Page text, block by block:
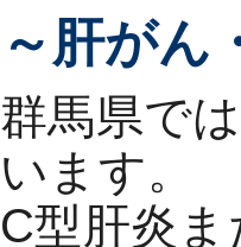
～肝がん
群馬県で
います。
C型肝炎ま